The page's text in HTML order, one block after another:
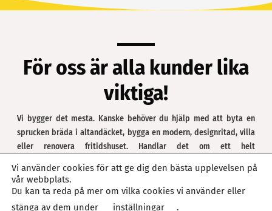
För oss är alla kunder lika
viktiga!
Vi bygger det mesta. Kanske behöver du hjälp med att byta en
sprucken bräda i altandäcket, bygga en modern, designritad, villa
eller renovera fritidshuset. Handlar det om ett helt
dig som kund i centrum. Alltid med trygghet och omtanke,
flexibilitet och kvalitet. Vi vill vara ditt förstaval av byggfirmor på
Gotland. Vad kan vi hjälpa dig med?
Vi använder cookies för att ge dig den bästa upplevelsen på
vår webbplats.
Du kan ta reda på mer om vilka cookies vi använder eller
stänga av dem under
inställningar .